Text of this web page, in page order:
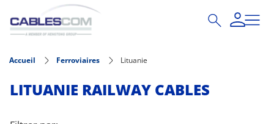
Aller au contenu principal
Accueil Ferroviaires Lituanie
LITUANIE RAILWAY CABLES